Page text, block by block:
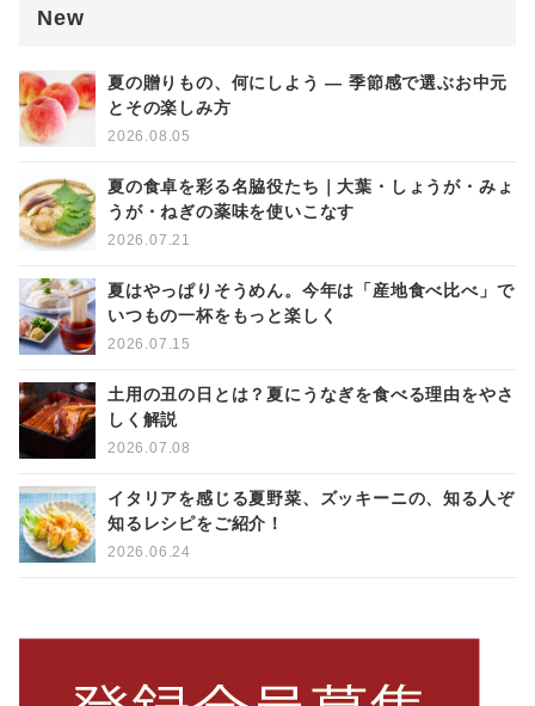
New
夏の贈りもの、何にしよう ― 季節感で選ぶお中元
とその楽しみ方
2026.08.05
夏の食卓を彩る名脇役たち｜大葉・しょうが・みょ
うが・ねぎの薬味を使いこなす
2026.07.21
夏はやっぱりそうめん。今年は「産地食べ比べ」で
いつもの一杯をもっと楽しく
2026.07.15
土用の丑の日とは？夏にうなぎを食べる理由をやさ
しく解説
2026.07.08
イタリアを感じる夏野菜、ズッキーニの、知る人ぞ
知るレシピをご紹介！
2026.06.24